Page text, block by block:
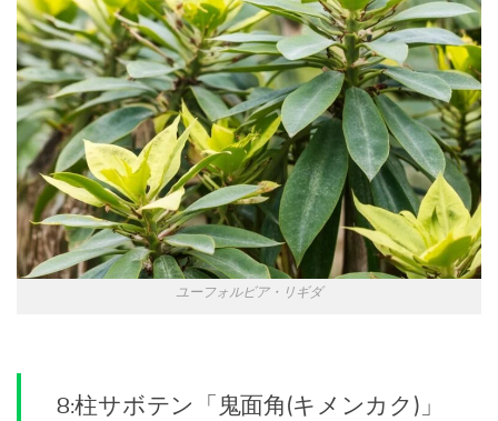
ユーフォルビア・リギダ
8:柱サボテン「鬼面角(キメンカク)」